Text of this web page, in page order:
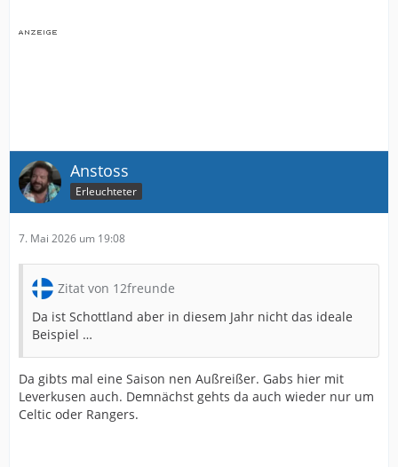
Anstoss
Erleuchteter
7. Mai 2026 um 19:08
Zitat von 12freunde
Da ist Schottland aber in diesem Jahr nicht das ideale
Beispiel …
Da gibts mal eine Saison nen Außreißer. Gabs hier mit
Leverkusen auch. Demnächst gehts da auch wieder nur um
Celtic oder Rangers.